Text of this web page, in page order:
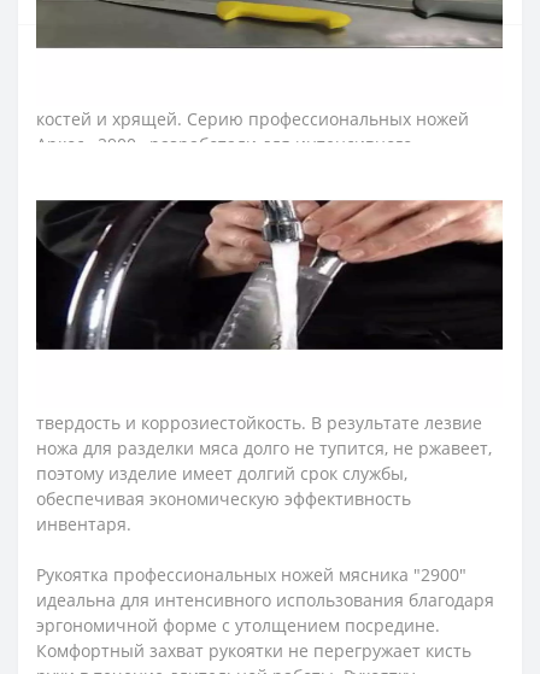
костей и хрящей. Серию профессиональных ножей
Аркос «2900» разработали для интенсивного
мясника "2900" предприятиям и ресторанам, которые
придерживаются принципов HACCP. Для этих целей
рукоятки ножей имеют цветовую кодировку по
назначению.
Лезвие ножа для мяса изготовили из эксклюзивной
твердость и коррозиестойкость. В результате лезвие
ножа для разделки мяса долго не тупится, не ржавеет,
поэтому изделие имеет долгий срок службы,
обеспечивая экономическую эффективность
инвентаря.
Рукоятка профессиональных ножей мясника "2900"
идеальна для интенсивного использования благодаря
эргономичной форме с утолщением посредине.
Комфортный захват рукоятки не перегружает кисть